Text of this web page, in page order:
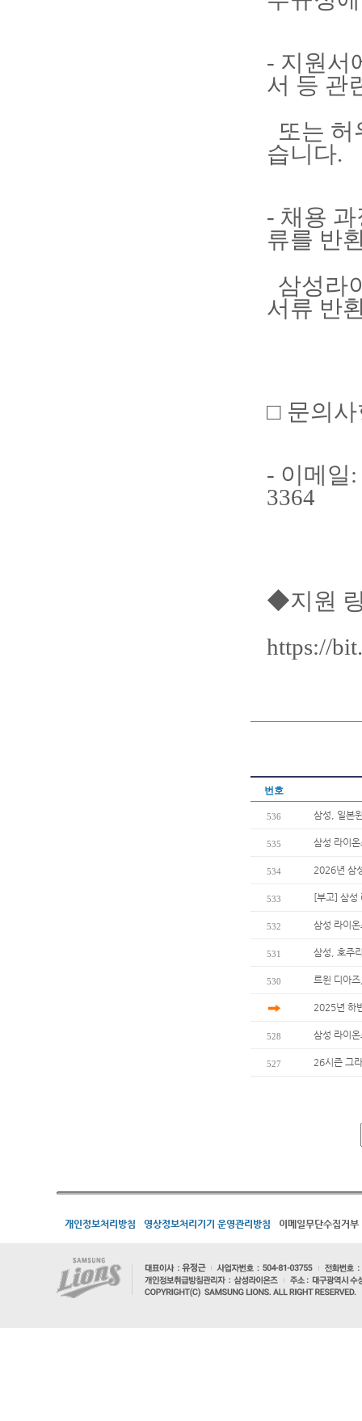
- 지원서
서 등 관
또는 허
습니다.
- 채용
류를 반
삼성라
서류 반
□ 문의
- 이메일:
3364
◆지원
https://
번호
536 삼성, 일본
535 삼성 라이
534 2026년 삼
533 [부고] 삼성
532 삼성 라이
531 삼성, 호주
530 르윈 디아
2025년 하
528 삼성 라이
527 26시즌 그
개인정보처리방침 영상정보처리기기 운영관리방침 이메일무단수집거부